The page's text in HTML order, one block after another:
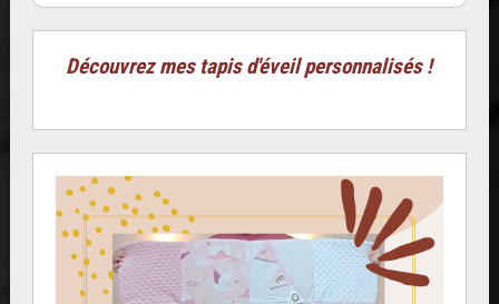
Découvrez mes tapis d'éveil personnalisés !